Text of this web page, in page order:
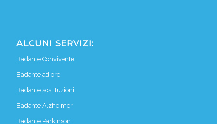
ALCUNI SERVIZI:
Badante Convivente
Badante ad ore
Badante sostituzioni
Badante Alzheimer
Badante Parkinson